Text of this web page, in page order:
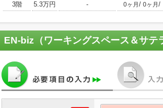
3階
5.3万円 - 0ヶ月 / 0ヶ月 /
EN-biz（ワーキングスペース＆サテ